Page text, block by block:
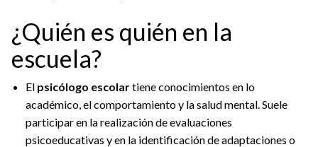
¿Quién es quién en la
escuela?
El psicólogo escolartiene conocimientos en lo
académico, el comportamiento y la salud mental. Suele
participar en la realización de evaluaciones
psicoeducativas y en la identificación de adaptaciones o